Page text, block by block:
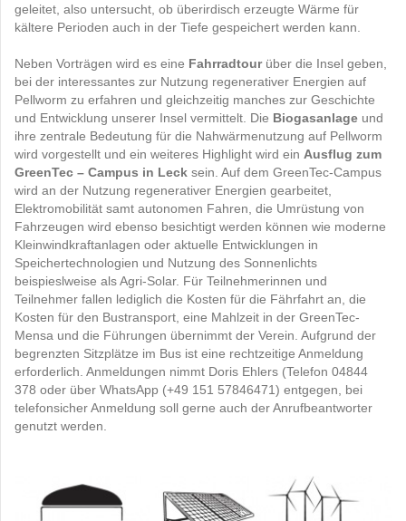
geleitet, also untersucht, ob überirdisch erzeugte Wärme für
kältere Perioden auch in der Tiefe gespeichert werden kann.
Neben Vorträgen wird es eine Fahrradtourüber die Insel geben,
bei der interessantes zur Nutzung regenerativer Energien auf
Pellworm zu erfahren und gleichzeitig manches zur Geschichte
und Entwicklung unserer Insel vermittelt. Die Biogasanlage und
ihre zentrale Bedeutung für die Nahwärmenutzung auf Pellworm
wird vorgestellt und ein weiteres Highlight wird ein Ausflug zum
GreenTec – Campus in Leck sein. Auf dem GreenTec-Campus
wird an der Nutzung regenerativer Energien gearbeitet,
Elektromobilität samt autonomen Fahren, die Umrüstung von
Fahrzeugen wird ebenso besichtigt werden können wie moderne
Kleinwindkraftanlagen oder aktuelle Entwicklungen in
Speichertechnologien und Nutzung des Sonnenlichts
beispieslweise als Agri-Solar. Für Teilnehmerinnen und
Teilnehmer fallen lediglich die Kosten für die Fährfahrt an, die
Kosten für den Bustransport, eine Mahlzeit in der GreenTec-
Mensa und die Führungen übernimmt der Verein. Aufgrund der
begrenzten Sitzplätze im Bus ist eine rechtzeitige Anmeldung
erforderlich. Anmeldungen nimmt Doris Ehlers (Telefon 04844
378 oder über WhatsApp (+49 151 57846471) entgegen, bei
telefonsicher Anmeldung soll gerne auch der Anrufbeantworter
genutzt werden.